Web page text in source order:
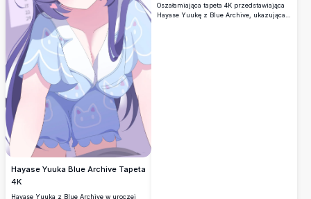
Hayase Yuuka Blue Archive Tapeta
4K
Hayase Yuuka z Blue Archive w uroczej
Oszałamiająca tapeta 4K przedstawiająca
Hayase Yuukę z Blue Archive, ukazująca